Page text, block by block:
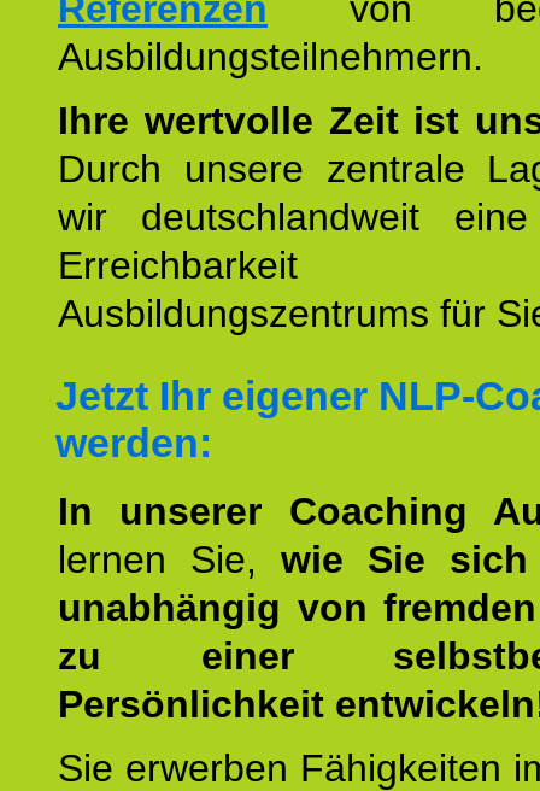
Ausbildungsteilnehmern.
Ihre wertvolle Zeit ist
Durch unsere zentrale
wir deutschlandweit
Erreichbarkeit
Ausbildungszentrums für
Jetzt Ihr eigener NLP-
werden:
In unserer Coaching
lernen Sie, wie Sie
unabhängig von
zu einer
Persönlichkeit
Sie erwerben Fähigkeiten